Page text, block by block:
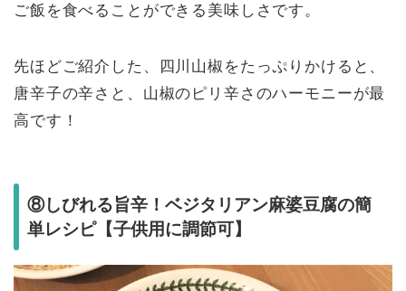
ご飯を食べることができる美味しさです。
先ほどご紹介した、四川山椒をたっぷりかけると、
唐辛子の辛さと、山椒のピリ辛さのハーモニーが最
高です！
⑧しびれる旨辛！ベジタリアン麻婆豆腐の簡
単レシピ【子供用に調節可】